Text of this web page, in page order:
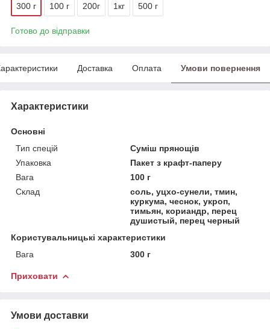
300 г 100 г 200г 1кг 500 г
Готово до відправки
Доставка Оплата Умови повернення
Характеристики
Основні
Тип спецій
Суміш прянощів
Упаковка
Пакет з крафт-паперу
Вага
100 г
Склад
соль, уцхо-сунели, тмин,
куркума, чеснок, укроп,
тимьян, кориандр, перец
душистый, перец черный
Користувальницькі характеристики
Вага
300 г
Приховати
Умови доставки